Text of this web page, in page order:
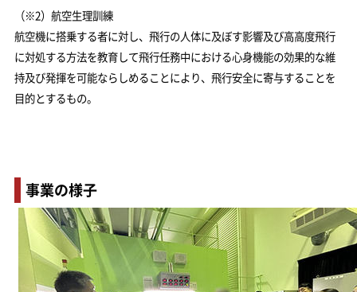
（※2）航空生理訓練
航空機に搭乗する者に対し、飛行の人体に及ぼす影響及び高高度飛行
に対処する方法を教育して飛行任務中における心身機能の効果的な維
持及び発揮を可能ならしめることにより、飛行安全に寄与することを
目的とするもの。
事業の様子